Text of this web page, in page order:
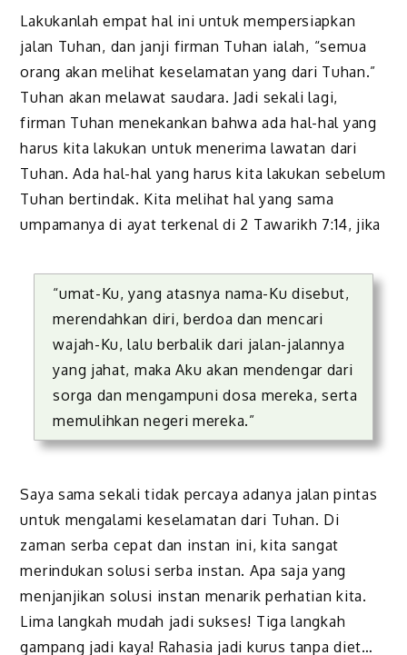
Lakukanlah empat hal ini untuk mempersiapkan
jalan Tuhan, dan janji firman Tuhan ialah, “semua
orang akan melihat keselamatan yang dari Tuhan.”
Tuhan akan melawat saudara. Jadi sekali lagi,
firman Tuhan menekankan bahwa ada hal-hal yang
harus kita lakukan untuk menerima lawatan dari
Tuhan. Ada hal-hal yang harus kita lakukan sebelum
Tuhan bertindak. Kita melihat hal yang sama
umpamanya di ayat terkenal di 2 Tawarikh 7:14, jika
“umat-Ku, yang atasnya nama-Ku disebut,
merendahkan diri, berdoa dan mencari
wajah-Ku, lalu berbalik dari jalan-jalannya
yang jahat, maka Aku akan mendengar dari
sorga dan mengampuni dosa mereka, serta
memulihkan negeri mereka.”
Saya sama sekali tidak percaya adanya jalan pintas
untuk mengalami keselamatan dari Tuhan. Di
zaman serba cepat dan instan ini, kita sangat
merindukan solusi serba instan. Apa saja yang
menjanjikan solusi instan menarik perhatian kita.
Lima langkah mudah jadi sukses! Tiga langkah
gampang jadi kaya! Rahasia jadi kurus tanpa diet…